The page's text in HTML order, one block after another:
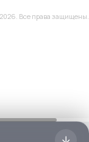
Все права защищены.